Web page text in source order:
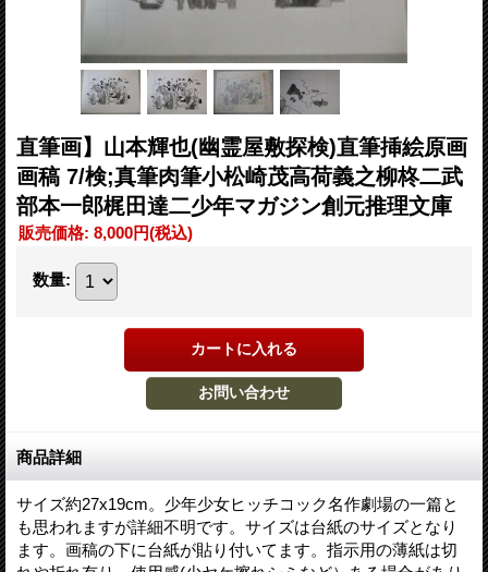
直筆画】山本輝也(幽霊屋敷探検)直筆挿絵原画
画稿 7/検;真筆肉筆小松崎茂高荷義之柳柊二武
部本一郎梶田達二少年マガジン創元推理文庫
販売価格: 8,000円(税込)
数量:
商品詳細
サイズ約27x19cm。少年少女ヒッチコック名作劇場の一篇と
も思われますが詳細不明です。サイズは台紙のサイズとなり
ます。画稿の下に台紙が貼り付いてます。指示用の薄紙は切